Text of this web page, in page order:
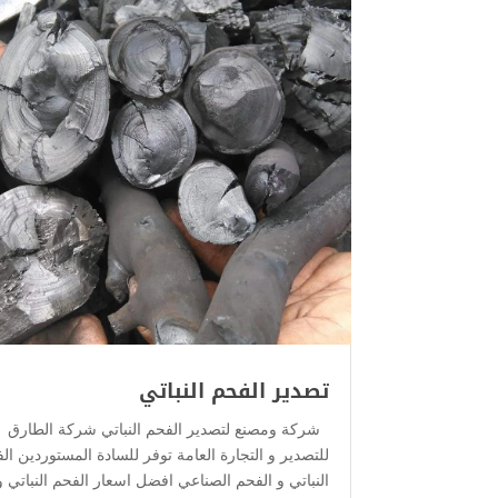
تصدير الفحم النباتي
شركة ومصنع لتصدير الفحم النباتي شركة الطارق
للتصدير و التجارة العامة توفر للسادة المستوردين
النباتي و الفحم الصناعي افضل اسعار الفحم النباتي